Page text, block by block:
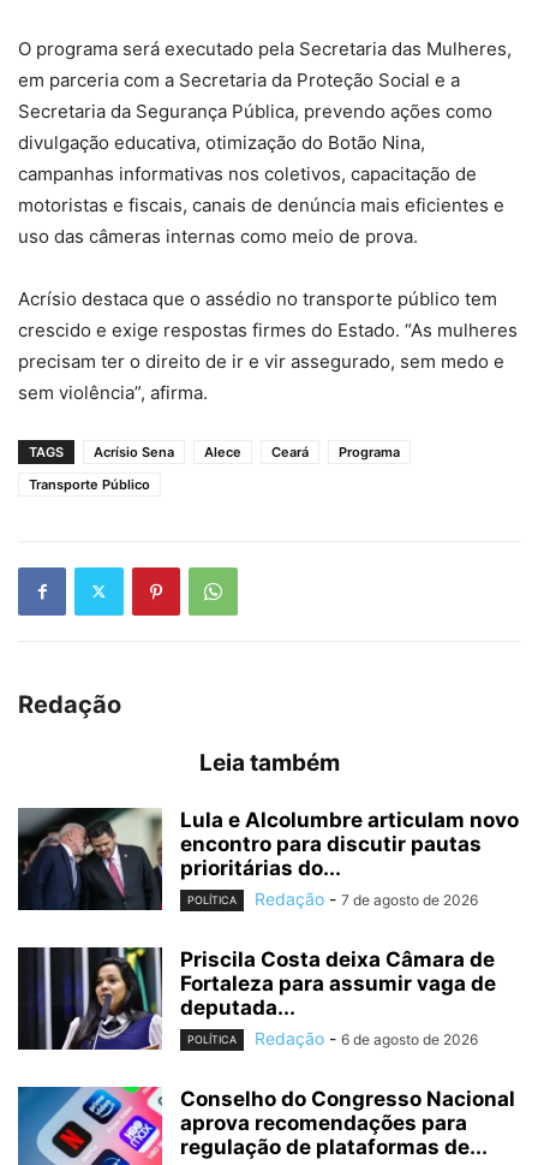
O programa será executado pela Secretaria das Mulheres,
em parceria com a Secretaria da Proteção Social e a
Secretaria da Segurança Pública, prevendo ações como
divulgação educativa, otimização do Botão Nina,
campanhas informativas nos coletivos, capacitação de
motoristas e fiscais, canais de denúncia mais eficientes e
uso das câmeras internas como meio de prova.
Acrísio destaca que o assédio no transporte público tem
crescido e exige respostas firmes do Estado. “As mulheres
precisam ter o direito de ir e vir assegurado, sem medo e
sem violência”, afirma.
TAGS Acrísio Sena Alece Ceará
Programa
Transporte Público
Redação
Leia também
Lula e Alcolumbre articulam novo
encontro para discutir pautas
prioritárias do...
POLÍTICA Redação - 7 de agosto de 2026
Priscila Costa deixa Câmara de
Fortaleza para assumir vaga de
deputada...
POLÍTICA Redação - 6 de agosto de 2026
Conselho do Congresso Nacional
aprova recomendações para
regulação de plataformas de...